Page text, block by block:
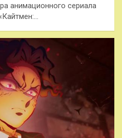
анимационного сериала